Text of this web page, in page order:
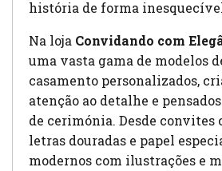
história de forma
Na loja Convidando com
uma vasta gama de modelos
casamento personalizados,
atenção ao detalhe e
de cerimónia. Desde convites
letras douradas e papel
modernos com ilustrações e